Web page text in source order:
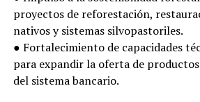
proyectos de reforestación,
nativos y sistemas silvopastoriles.
● Fortalecimiento de capacidades
para expandir la oferta de
del sistema bancario.